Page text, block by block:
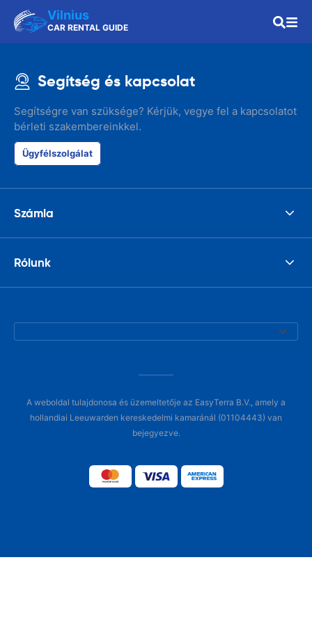
Vilnius
CAR RENTAL GUIDE
Segítség és kapcsolat
Segítségre van szüksége? Kérjük, vegye fel a kapcsolatot
bérleti szakembereinkkel.
Ügyfélszolgálat
Számla
Rólunk
A weboldal tulajdonosa és üzemeltetője az EasyTerra B.V., amely a
hollandiai Leeuwarden kereskedelmi kamaránál (01104443) van
bejegyezve.